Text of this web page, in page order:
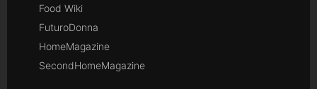
Food Wiki
FuturoDonna
HomeMagazine
SecondHomeMagazine